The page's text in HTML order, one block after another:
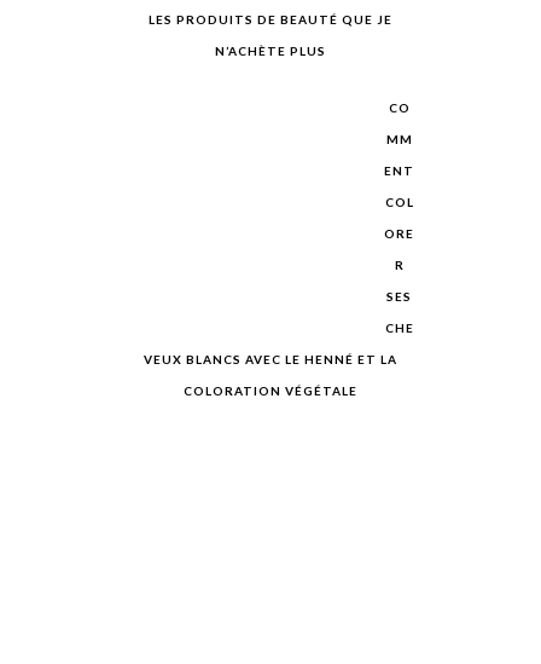
LES PRODUITS DE BEAUTÉ QUE JE
N’ACHÈTE PLUS
CO
MM
ENT
COL
ORE
R
SES
CHE
VEUX BLANCS AVEC LE HENNÉ ET LA
COLORATION VÉGÉTALE